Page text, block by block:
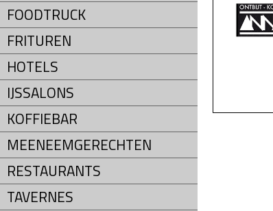
FOODTRUCK
FRITUREN
HOTELS
IJSSALONS
KOFFIEBAR
MEENEEMGERECHTEN
RESTAURANTS
TAVERNES